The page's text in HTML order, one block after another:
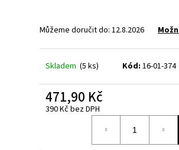
Můžeme doručit do: 12.8.2026
Skladem (5 ks) Kód: 16-01-374
471,90 Kč
390 Kč bez DPH
ELEKTRODY OK-92.58 PR.2,5/ OK NIFE-CL-A